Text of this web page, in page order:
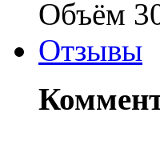
Объём
Отзывы